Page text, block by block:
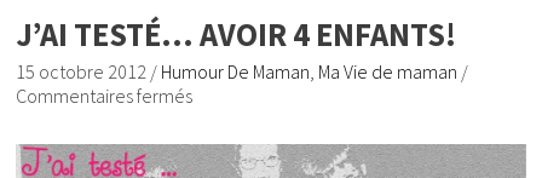
J’AI TESTÉ… AVOIR 4 ENFANTS!
15 octobre 2012 / Humour De Maman Ma Vie de maman /
Commentaires fermés